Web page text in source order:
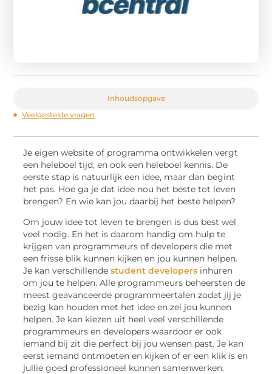
Inhoudsopgave
Veelgestelde vragen
Je eigen website of programma ontwikkelen vergt
een heleboel tijd, en ook een heleboel kennis. De
eerste stap is natuurlijk een idee, maar dan begint
het pas. Hoe ga je dat idee nou het beste tot leven
brengen? En wie kan jou daarbij het beste helpen?
Om jouw idee tot leven te brengen is dus best wel
veel nodig. En het is daarom handig om hulp te
krijgen van programmeurs of developers die met
een frisse blik kunnen kijken en jou kunnen helpen.
Je kan verschillendestudent developers inhuren
om jou te helpen. Alle programmeurs beheersten de
meest geavanceerde programmeertalen zodat jij je
bezig kan houden met het idee en zei jou kunnen
helpen. Je kan kiezen uit heel veel verschillende
programmeurs en developers waardoor er ook
iemand bij zit die perfect bij jou wensen past. Je kan
eerst iemand ontmoeten en kijken of er een klik is en
jullie goed professioneel kunnen samenwerken.